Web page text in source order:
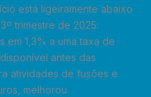
está ligeiramente abaixo
trimestre de 2025:
1,3% a uma taxa de
antes das
atividades de fusões e
melhorou